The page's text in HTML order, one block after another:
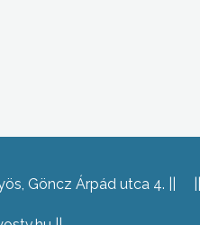
Göncz Árpád utca 4.